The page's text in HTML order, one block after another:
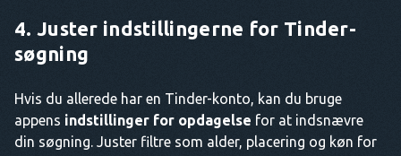
4. Juster indstillingerne for Tinder-
søgning
Hvis du allerede har en Tinder-konto, kan du bruge
appens indstillinger for opdagelse for at indsnævre
din søgning. Juster filtre som alder, placering og køn for